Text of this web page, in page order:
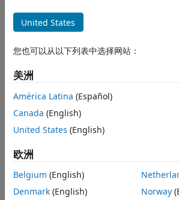
描述序列图
addDurationConstraint
语法
描述
输出参量
版本历史记录
另请参阅
为交互添加持续时间约束
自 R2025a 起
语法
durationConstraint =
说明
expression
添加一个持续时间约束，表达式由
示例
United States
您也可以从以下列表中选择网站：
美洲
América Latina (Español)
Canada (English)
United States (English)
欧洲
Belgium (English)
Denmark (English)
Norway